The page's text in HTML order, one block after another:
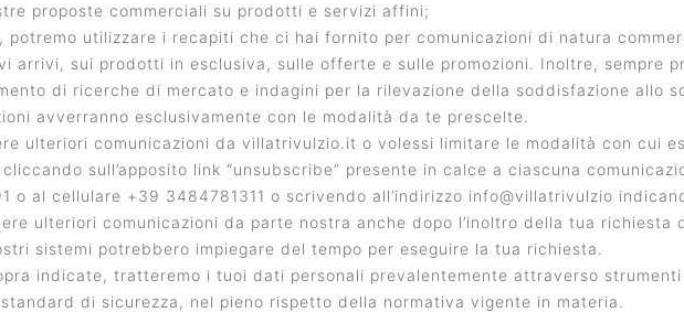
proposte commerciali su prodotti e servizi affini;
potremo utilizzare i recapiti che ci hai fornito per comunicazioni di natura
arrivi, sui prodotti in esclusiva, sulle offerte e sulle promozioni. Inoltre, sempre
di ricerche di mercato e indagini per la rilevazione della soddisfazione allo
avverranno esclusivamente con le modalità da te prescelte.
ulteriori comunicazioni da villatrivulzio.it o volessi limitare le modalità con cui
sull’apposito link “unsubscribe” presente in calce a ciascuna
o al cellulare +39 3484781311 o scrivendo all’indirizzo info@villatrivulzio
ulteriori comunicazioni da parte nostra anche dopo l’inoltro della tua
sistemi potrebbero impiegare del tempo per eseguire la tua richiesta.
indicate, tratteremo i tuoi dati personali prevalentemente attraverso
di sicurezza, nel pieno rispetto della normativa vigente in materia.